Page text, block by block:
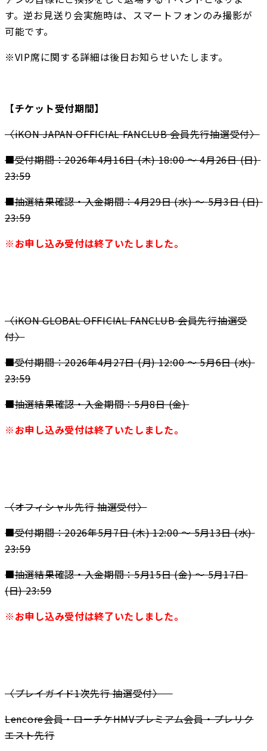
す。逆お見送り会実施時は、スマートフォンのみ撮影が
可能です。
※VIP席に関する詳細は後日お知らせいたします。
【チケット受付期間】
〈iKON JAPAN OFFICIAL FANCLUB 会員先行抽選受付〉
■受付期間：2026年4月16日 (木) 18:00 ～ 4月26日 (日)
23:59
■抽選結果確認・入金期間：4月29日 (水) ～ 5月3日 (日)
23:59
※お申し込み受付は終了いたしました。
〈iKON GLOBAL OFFICIAL FANCLUB 会員先行抽選受
付〉
■受付期間：2026年4⽉27⽇ (⽉) 12:00 ～ 5⽉6⽇ (⽔)
23:59
■抽選結果確認・入金期間：5月8日 (金)
※お申し込み受付は終了いたしました。
〈オフィシャル先行 抽選受付〉
■受付期間：2026年5⽉7⽇ (⽊) 12:00 ～ 5⽉13⽇ (⽔)
23:59
■抽選結果確認・入金期間：5⽉15⽇ (⾦) ～ 5⽉17⽇
(⽇) 23:59
※お申し込み受付は終了いたしました。
〈プレイガイド1次先行 抽選受付〉
Lencore会員・ローチケHMVプレミアム会員・プレリク
エスト先⾏